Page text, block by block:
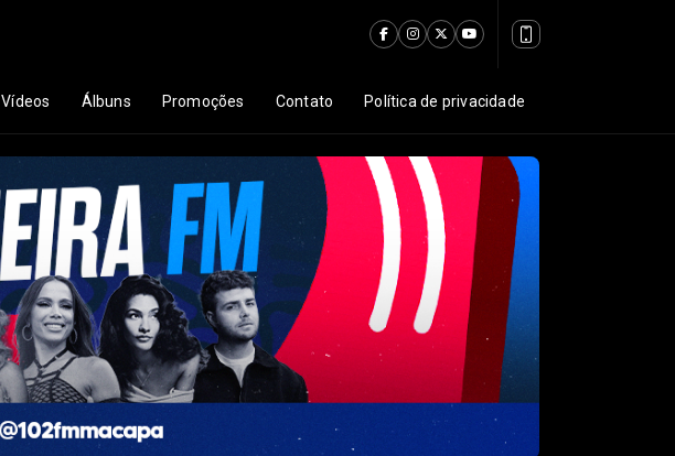
Vídeos Álbuns Promoções Contato Política de privacidade